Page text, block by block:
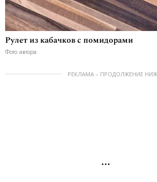
Рулет из кабачков с помидорами
Фото автора
РЕКЛАМА – ПРОДОЛЖЕНИЕ